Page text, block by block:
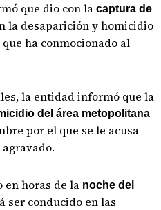
que dio con la captura de
la desaparición y homicidio
ha conmocionado al
la entidad informó que la
del área metopolitana
por el que se le acusa
en horas de la noche del
ser conducido en las